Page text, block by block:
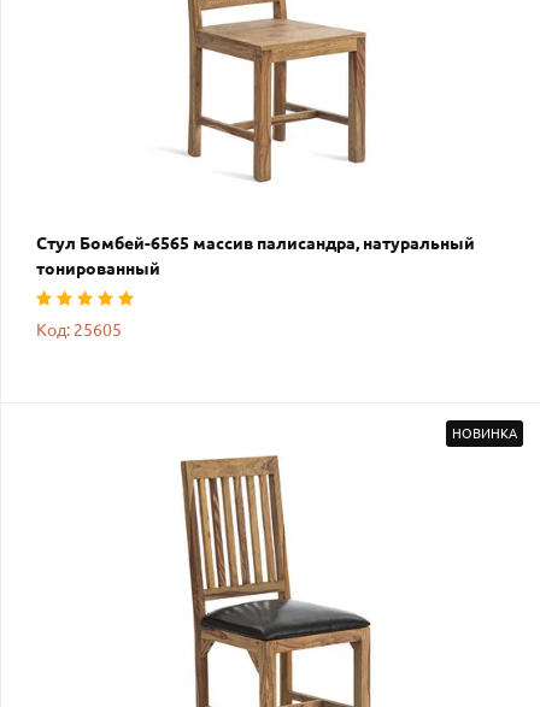
Стул Бомбей-6565 массив палисандра, натуральный
тонированный
Код: 25605
НОВИНКА